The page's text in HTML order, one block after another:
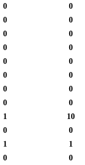
0
0
0
0
0
0
0
0
0
0
0
0
0
0
0
0
1
10
0
0
1
1
0
0